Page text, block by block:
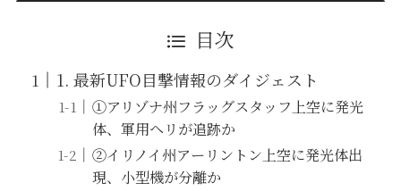
目次
1. 最新UFO目撃情報のダイジェスト
①アリゾナ州フラッグスタッフ上空に発光
体、軍用ヘリが追跡か
②イリノイ州アーリントン上空に発光体出
現、小型機が分離か